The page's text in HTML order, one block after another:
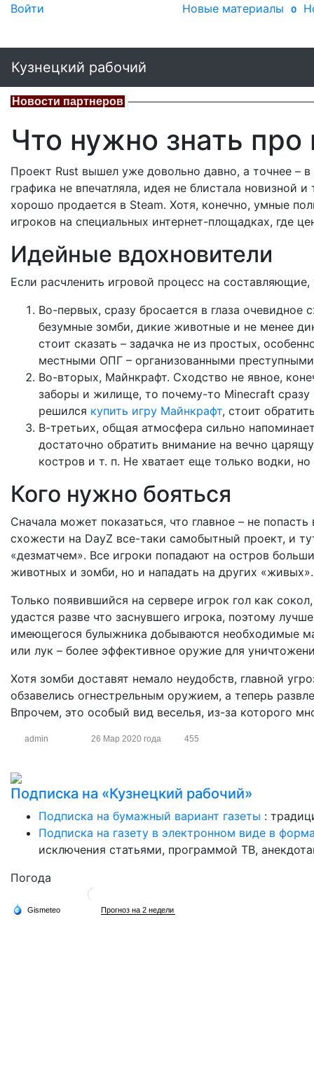
Войти Новые материалы 0
Кузнецкий рабочий
Новости партнеров
Что нужно знать про
Проект Rust вышел уже довольно давно, а точнее –
графика не впечатляла, идея не блистала новизной
хорошо продается в Steam. Хотя, конечно, умные
игроков на специальных интернет-площадках, где
Идейные вдохновители
Если расчленить игровой процесс на
Во-первых, сразу бросается в глаза
безумные зомби, дикие животные и не менее
стоит сказать – задачка не из простых,
местными ОПГ – организованными
Во-вторых, Майнкрафт. Сходство не явное,
заборы и жилище, то почему-то Minecraft
решился купить игру Майнкрафт, стоит
В-третьих, общая атмосфера сильно
достаточно обратить внимание на вечно
костров и т. п. Не хватает еще только водки,
Кого нужно бояться
Сначала может показаться, что главное – не
схожести на DayZ все-таки самобытный проект, и
«дезматчем». Все игроки попадают на остров
животных и зомби, но и нападать на других «живых».
Только появившийся на сервере игрок гол как
удастся разве что заснувшего игрока, поэтому
имеющегося булыжника добываются необходимые
или лук – более эффективное оружие для
Хотя зомби доставят немало неудобств, главной
обзавелись огнестрельным оружием, а теперь
Впрочем, это особый вид веселья, из-за которого
admin 26 Мар 2020 года 455
Подписка на «Кузнецкий рабочий»
Подписка на бумажный вариант газеты :
Подписка на газету в электронном виде в
исключения статьями, программой ТВ,
Погода